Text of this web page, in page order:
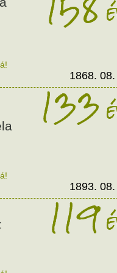
1868.
133
1893.
119